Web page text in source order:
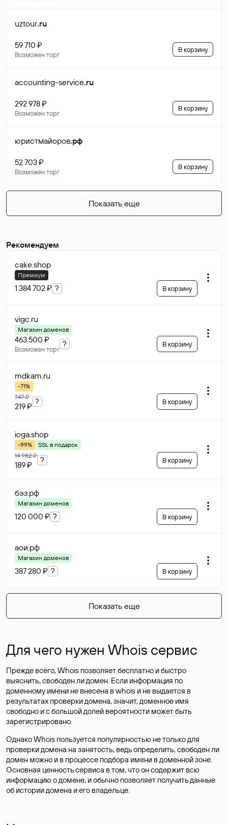
uztour.ru
59 710 ₽
Возможен торг
В корзину
accounting-service.ru
292 978 ₽
Возможен торг
В корзину
юристмайоров.рф
52 703 ₽
Возможен торг
В корзину
Показать еще
Рекомендуем
cake.shop
Премиум
1 384 702 ₽ ? В корзину
vigc.ru
Магазин доменов
463 500 ₽
Возможен торг
? В корзину
mdkam.ru
-71%
747 ₽
219 ₽
? В корзину
ioga.shop
-99%
SSL в подарок
14 982 ₽
189 ₽
? В корзину
бэз.рф
Магазин доменов
120 000 ₽ ? В корзину
аои.рф
Магазин доменов
387 280 ₽ ? В корзину
Показать еще
Для чего нужен Whois сервис
Прежде всего, Whois позволяет бесплатно и быстро
выяснить, свободен ли домен. Если информация по
доменному имени не внесена в whois и не выдается в
результатах проверки домена, значит, доменное имя
свободно и с большой долей вероятности может быть
зарегистрировано.
Однако Whois пользуется популярностью не только для
проверки домена на занятость, ведь определить, свободен ли
домен можно и в процессе подбора имени в доменной зоне.
Основная ценность сервиса в том, что он содержит всю
информацию о домене, и обычно позволяет получить данные
об истории домена и его владельце.